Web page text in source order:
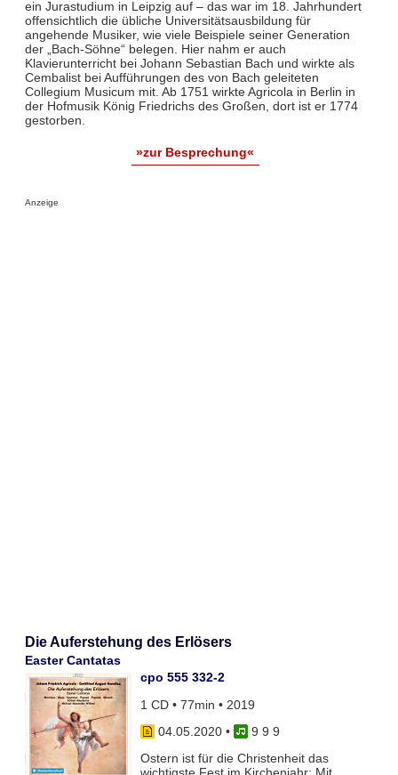
ein Jurastudium in Leipzig auf – das war im 18. Jahrhundert
offensichtlich die übliche Universitätsausbildung für
angehende Musiker, wie viele Beispiele seiner Generation
der „Bach-Söhne“ belegen. Hier nahm er auch
Klavierunterricht bei Johann Sebastian Bach und wirkte als
Cembalist bei Aufführungen des von Bach geleiteten
Collegium Musicum mit. Ab 1751 wirkte Agricola in Berlin in
der Hofmusik König Friedrichs des Großen, dort ist er 1774
gestorben.
»zur Besprechung«
Anzeige
Die Auferstehung des Erlösers
Easter Cantatas
cpo 555 332-2
1 CD • 77min • 2019
04.05.2020•
9 9 9
Ostern ist für die Christenheit das